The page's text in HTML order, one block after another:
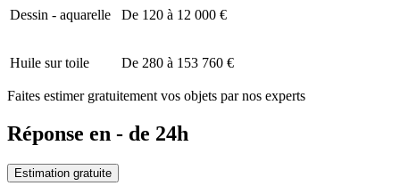
Dessin - aquarelle De 120 à 12 000 €
Huile sur toile De 280 à 153 760 €
Faites estimer gratuitement vos objets par nos experts
Réponse en - de 24h
Estimation gratuite